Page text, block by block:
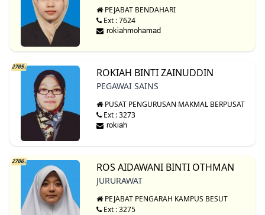
PEJABAT BENDAHARI
Ext : 7624
2705. ROKIAH BINTI ZAINUDDIN
PEGAWAI SAINS
PUSAT PENGURUSAN MAKMAL BERPUSAT
Ext : 3273
2706. ROS AIDAWANI BINTI OTHMAN
JURURAWAT
PEJABAT PENGARAH KAMPUS BESUT
Ext : 3275